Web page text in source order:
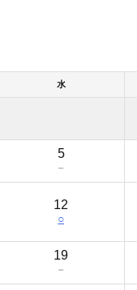
水
5
－
12
○
19
－